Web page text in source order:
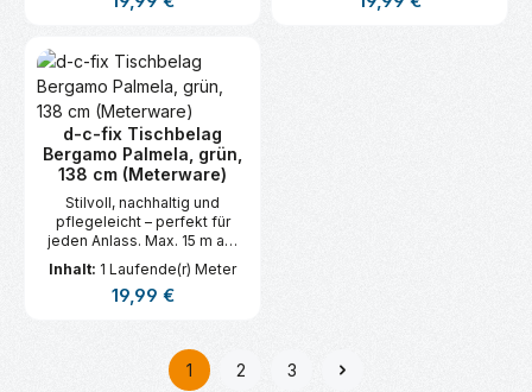
d-c-fix Tischbelag
Bergamo Palmela, grün,
138 cm (Meterware)
Stilvoll, nachhaltig und
pflegeleicht – perfekt für
jeden Anlass. Max. 15 m am
Inhalt: 1 Laufende(r) Meter
Regulärer Preis:
19,99 €
Seite
1
Seite
2
Seite
3